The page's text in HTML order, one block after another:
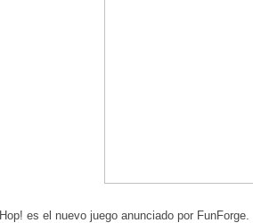
Hop! es el nuevo juego anunciado por FunForge.